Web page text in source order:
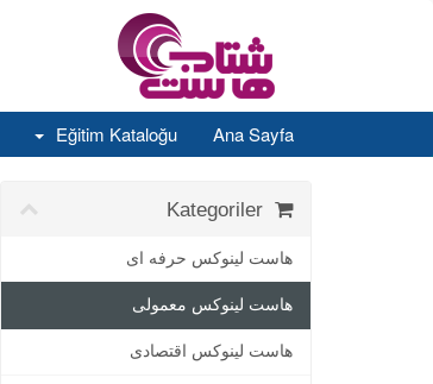
Ana Sayfa
Eğitim Kataloğu
هاست لینوکس حرفه ای
هاست لینوکس معمولی
هاست لینوکس اقتصادی